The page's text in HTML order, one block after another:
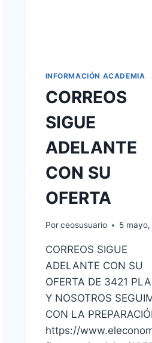
INFORMACIÓN ACADEMIA
CORREOS
SIGUE
ADELANTE
CON SU
OFERTA
Por ceosusuario 5
CORREOS SIGUE
ADELANTE CON SU
OFERTA DE 3421
Y NOSOTROS
CON LA
https://